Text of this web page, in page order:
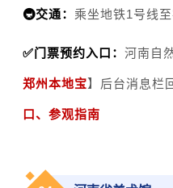
🚇交通： 乘坐地铁1号线
✅门票预约入口： 河南自
郑州本地宝】后台消息栏
口、参观指南